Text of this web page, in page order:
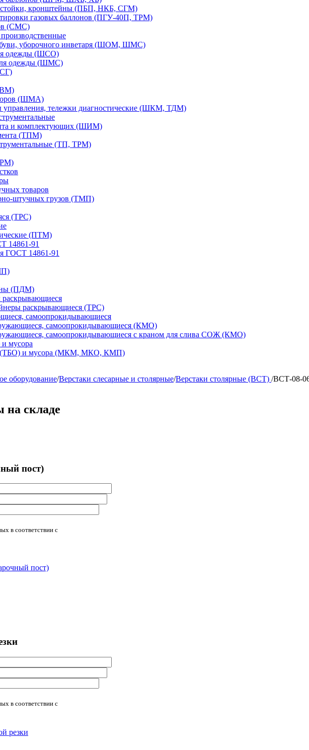
стойки, кронштейны (ПБП, НКБ, СГМ)
газовых баллонов (ПГУ-40П, ТРМ)
(СМС)
уборочного инветаря (ШОМ, ШМС)
одежды (ШСО)
одежды (ШМС)
(ШМА)
тележки диагностические (ШКМ, ТДМ)
и комплектующих (ШИМ)
(ТПМ)
(ТП, ТРМ)
товаров
штучных грузов (ТМП)
(ТРС)
(ПТМ)
14861-91
ГОСТ 14861-91
(ПДМ)
раскрывающиеся
раскрывающиеся (ТРС)
самоопрокидывающиеся
самоопрокидывающиеся (КМО)
самоопрокидывающиеся с краном для слива СОЖ (КМО)
мусора
(ТБО) и мусора (МКМ, МКО, КМП)
оборудование/Верстаки слесарные и столярные/Верстаки столярные (ВСТ) /ВСТ-08-
на складе
пост)
в соответствии с
пост)
в соответствии с
резки